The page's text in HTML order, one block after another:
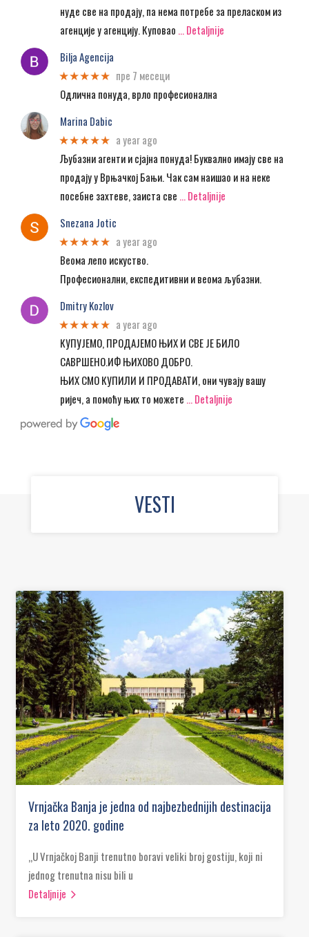
нуде све на продају, па нема потребе за преласком из
агенције у агенцију. Куповао … Detaljnije
Bilja Agencija
★★★★★ пре 7 месеци
Одлична понуда, врло професионална
Marina Dabic
★★★★★ a year ago
Љубазни агенти и сјајна понуда! Буквално имају све на
продају у Врњачкој Бањи. Чак сам наишао и на неке
посебне захтеве, заиста све … Detaljnije
Snezana Jotic
★★★★★ a year ago
Веома лепо искуство.
Професионални, експедитивни и веома љубазни.
Dmitry Kozlov
★★★★★ a year ago
КУПУЈЕМО, ПРОДАЈЕМО ЊИХ И СВЕ ЈЕ БИЛО
САВРШЕНО.ИФ ЊИХОВО ДОБРО.
ЊИХ СМО КУПИЛИ И ПРОДАВАТИ, они чувају вашу
ријеч, а помоћу њих то можете … Detaljnije
VESTI
Vrnjačka Banja je jedna od najbezbednijih destinacija
za leto 2020. godine
„U Vrnjačkoj Banji trenutno boravi veliki broj gostiju, koji ni
jednog trenutna nisu bili u
Detaljnije